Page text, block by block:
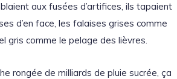
aux fusées d’artifices, ils tapaient
d’en face, les falaises grises comme
gris comme le pelage des lièvres.
rongée de milliards de pluie sucrée, ça